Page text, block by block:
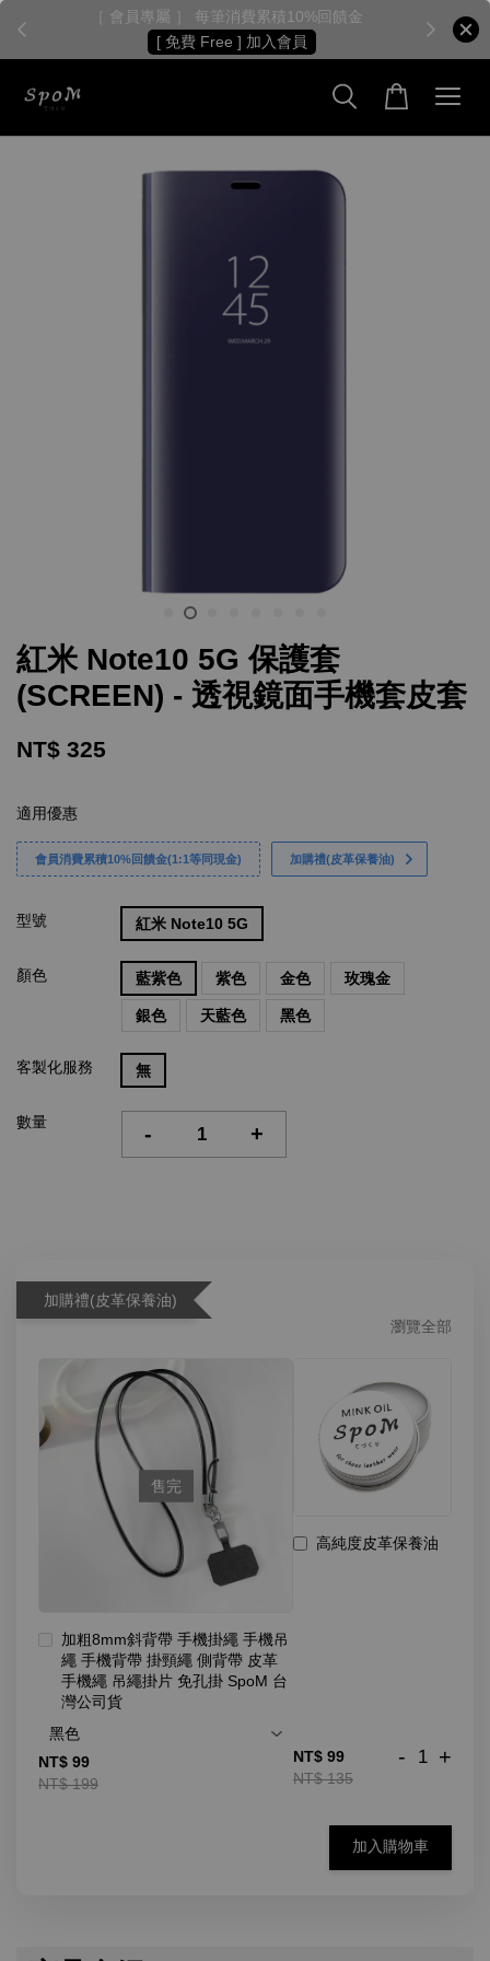
［ 會員專屬 ］ 每筆消費累積10%回饋金
[ 免費 Free ] 加入會員
紅米 Note10 5G 保護套
(SCREEN) - 透視鏡面手機套皮套
NT$ 325
適用優惠
會員消費累積10%回饋金(1:1等同現金) 加購禮(皮革保養油)
型號 紅米 Note10 5G
顏色 藍紫色 紫色 金色 玫瑰金
銀色 天藍色 黑色
客製化服務 無
數量 - +
加購禮(皮革保養油)
瀏覽全部
售完
加粗8mm斜背帶 手機掛繩 手機吊
繩 手機背帶 掛頸繩 側背帶 皮革
手機繩 吊繩掛片 免孔掛 SpoM 台
灣公司貨
NT$ 99
NT$ 199
高純度皮革保養油
NT$ 99
NT$ 135
- +
加入購物車